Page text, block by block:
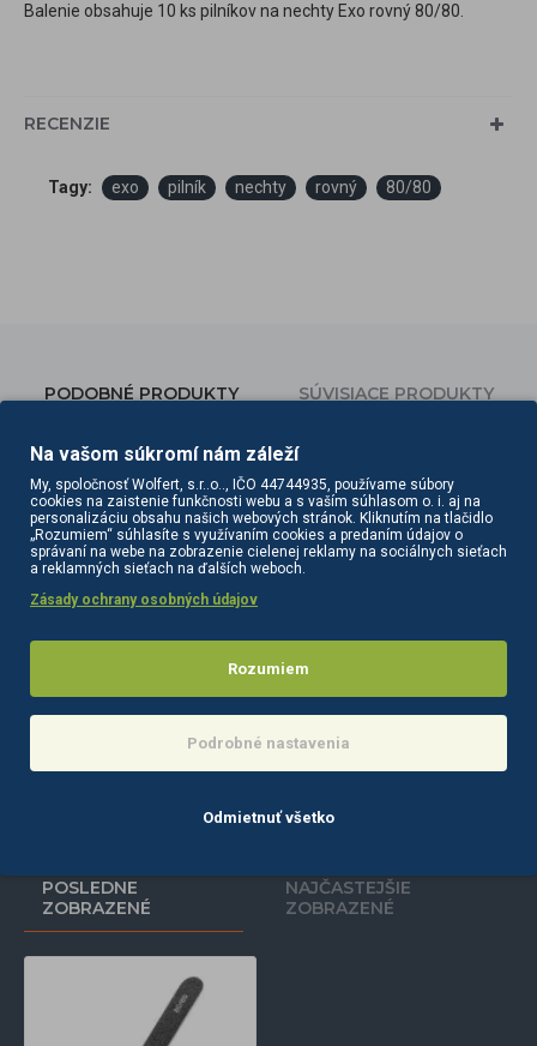
Balenie obsahuje 10 ks pilníkov na nechty Exo rovný 80/80.
RECENZIE
Tagy: exo pilník nechty rovný 80/80
PODOBNÉ PRODUKTY SÚVISIACE PRODUKTY
Exo kovový pilník na nechty polmesiac - jadro
Do košíka
Exo leštička na nechty Bufer banán 320/1200 10 ks
Do košíka
POSLEDNE
ZOBRAZENÉ
NAJČASTEJŠIE
ZOBRAZENÉ
Na vašom súkromí nám záleží
My, spoločnosť Wolfert, s.r..o.., IČO 44744935, používame súbory
cookies na zaistenie funkčnosti webu a s vaším súhlasom o. i. aj na
personalizáciu obsahu našich webových stránok. Kliknutím na tlačidlo
„Rozumiem“ súhlasíte s využívaním cookies a predaním údajov o
správaní na webe na zobrazenie cielenej reklamy na sociálnych sieťach
a reklamných sieťach na ďalších weboch.
Zásady ochrany osobných údajov
Rozumiem
Podrobné nastavenia
Odmietnuť všetko